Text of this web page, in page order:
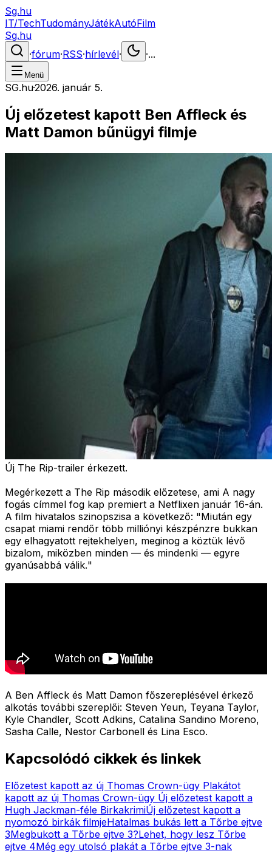
Sg.hu
IT/TechTudományJátékAutóFilm
Sg.hu
·fórum·RSS·hírlevél· ·...
Menü
SG.hu·2026. január 5.
Új előzetest kapott Ben Affleck és
Matt Damon bűnügyi filmje
Új The Rip-trailer érkezett.
Megérkezett a The Rip második előzetese, ami A nagy
fogás címmel fog kap premiert a Netflixen január 16-án.
A film hivatalos szinopszisa a következő: "Miután egy
csapat miami rendőr több milliónyi készpénzre bukkan
egy elhagyatott rejtekhelyen, meginog a köztük lévő
bizalom, miközben minden — és mindenki — egyre
gyanúsabbá válik."
A Ben Affleck és Matt Damon főszereplésével érkező
alkotás további szereplői: Steven Yeun, Teyana Taylor,
Kyle Chandler, Scott Adkins, Catalina Sandino Moreno,
Sasha Calle, Nestor Carbonell és Lina Esco.
Kapcsolódó cikkek és linkek
Előzetest kapott az új Thomas Crown-ügy Plakátot
kapott az új Thomas Crown-ügy Új előzetest kapott a
Hugh Jackman-féle BirkakrimiÚj előzetest kapott a
nyomozó birkák filmjeHatalmas bukás lett a Tőrbe ejtve
3Megbukott a Tőrbe ejtve 3?Lehet, hogy lesz Tőrbe
ejtve 4Még egy utolsó plakát a Tőrbe ejtve 3-nak